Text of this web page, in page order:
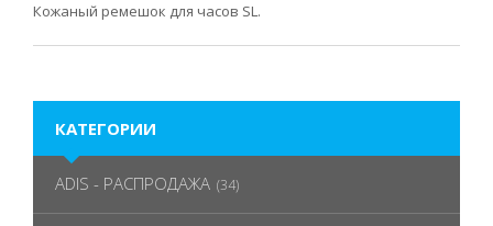
Кожаный ремешок для часов SL.
КАТЕГОРИИ
ADIS - РАСПРОДАЖА (34)